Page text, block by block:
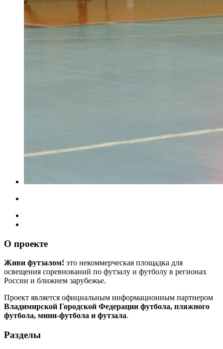
О проекте
Живи футзалом! это некоммерческая площадка для
освещения соревнований по футзалу и футболу в регионах
России и ближнем зарубежье.
Проект является официальным информационным партнером
Владимирской Городской Федерации футбола, пляжного
футбола, мини-футбола и футзала.
Разделы